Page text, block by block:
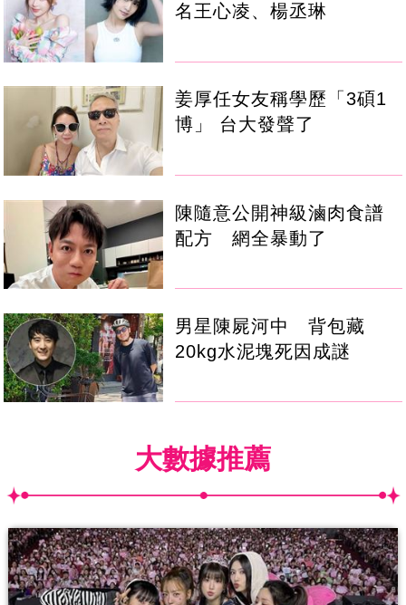
名王心凌、楊丞琳
姜厚任女友稱學歷「3碩1
博」 台大發聲了
陳隨意公開神級滷肉食譜
配方 網全暴動了
男星陳屍河中 背包藏
20kg水泥塊死因成謎
大數據推薦